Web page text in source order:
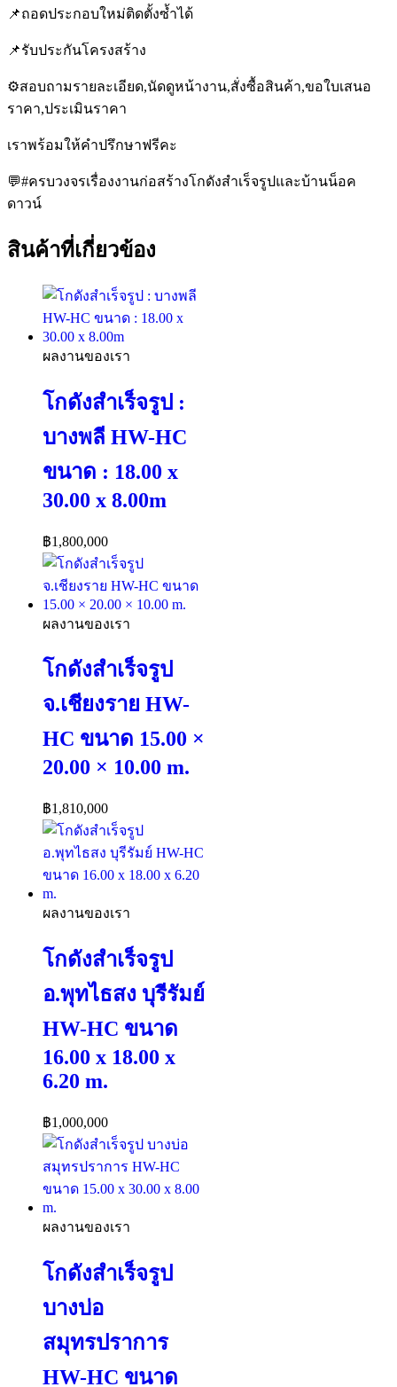
📌ถอดประกอบใหม่ติดตั้งซ้ำได้
📌รับประกันโครงสร้าง
⚙️สอบถามรายละเอียด,นัดดูหน้างาน,สั่งซื้อสินค้า,ขอใบเสนอ
ราคา,ประเมินราคา
เราพร้อมให้คำปรึกษาฟรีคะ
💬#ครบวงจรเรื่องงานก่อสร้างโกดังสำเร็จรูปและบ้านน็อค
ดาวน์
สินค้าที่เกี่ยวข้อง
ผลงานของเรา
โกดังสำเร็จรูป :
บางพลี HW-HC
ขนาด : 18.00 x
30.00 x 8.00m
฿1,800,000
ผลงานของเรา
โกดังสำเร็จรูป
จ.เชียงราย HW-
HC ขนาด 15.00 ×
20.00 × 10.00 m.
฿1,810,000
ผลงานของเรา
โกดังสำเร็จรูป
อ.พุทไธสง บุรีรัมย์
HW-HC ขนาด
16.00 x 18.00 x
6.20 m.
฿1,000,000
ผลงานของเรา
โกดังสำเร็จรูป
บางบ่อ
สมุทรปราการ
HW-HC ขนาด